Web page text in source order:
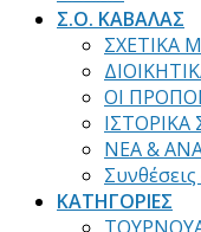
Σ.Ο. ΚΑΒΑΛΑΣ
ΣΧΕΤΙΚΑ
ΟΙ
ΙΣΤΟΡΙΚΑ
ΝΕΑ &
ΚΑΤΗΓΟΡΙΕΣ